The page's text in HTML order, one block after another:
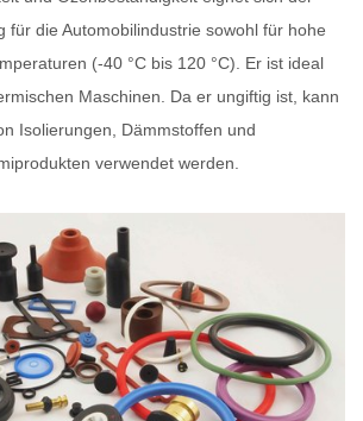
für die Automobilindustrie sowohl für hohe
(-40 °C bis 120 °C). Er ist ideal
Maschinen. Da er ungiftig ist, kann
Isolierungen, Dämmstoffen und
verwendet werden.